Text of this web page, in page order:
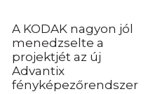
A KODAK nagyon jól
menedzselte a
projektjét az új
Advantix
fényképezőrendszer